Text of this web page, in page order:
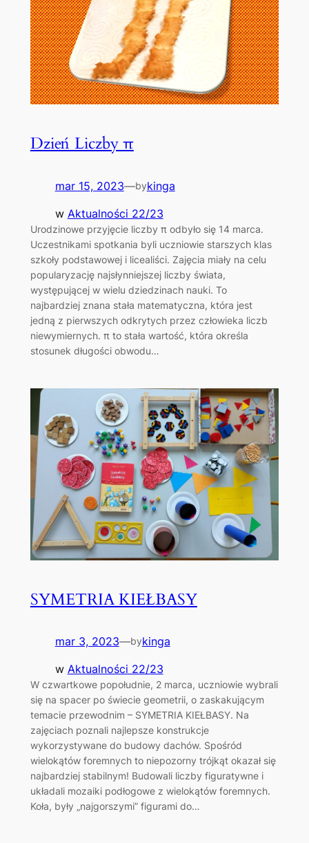
Dzień Liczby π
mar 15, 2023—bykinga
w Aktualności 22/23
Urodzinowe przyjęcie liczby π odbyło się 14 marca.
Uczestnikami spotkania byli uczniowie starszych klas
szkoły podstawowej i licealiści. Zajęcia miały na celu
popularyzację najsłynniejszej liczby świata,
występującej w wielu dziedzinach nauki. To
najbardziej znana stała matematyczna, która jest
jedną z pierwszych odkrytych przez człowieka liczb
niewymiernych. π to stała wartość, która określa
stosunek długości obwodu…
SYMETRIA KIEŁBASY
mar 3, 2023—bykinga
w Aktualności 22/23
W czwartkowe popołudnie, 2 marca, uczniowie wybrali
się na spacer po świecie geometrii, o zaskakującym
temacie przewodnim – SYMETRIA KIEŁBASY. Na
zajęciach poznali najlepsze konstrukcje
wykorzystywane do budowy dachów. Spośród
wielokątów foremnych to niepozorny trójkąt okazał się
najbardziej stabilnym! Budowali liczby figuratywne i
układali mozaiki podłogowe z wielokątów foremnych.
Koła, były „najgorszymi” figurami do…